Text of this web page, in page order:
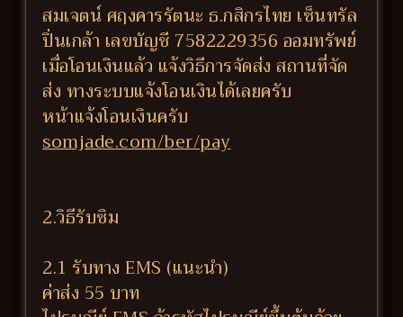
สมเจตน์ ศฤงคารรัตนะ ธ.กสิกรไทย เซ็นทรัล
ปิ่นเกล้า เลขบัญชี 7582229356 ออมทรัพย์
เมื่อโอนเงินแล้ว แจ้งวิธีการจัดส่ง สถานที่จัด
ส่ง ทางระบบแจ้งโอนเงินได้เลยครับ
หน้าแจ้งโอนเงินครับ
somjade.com/ber/pay
2.วิธีรับซิม
2.1 รับทาง EMS (แนะนำ)
ค่าส่ง 55 บาท